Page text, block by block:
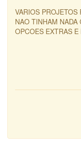
VARIOS
NAO TINHAM
OPCOES EXTRAS